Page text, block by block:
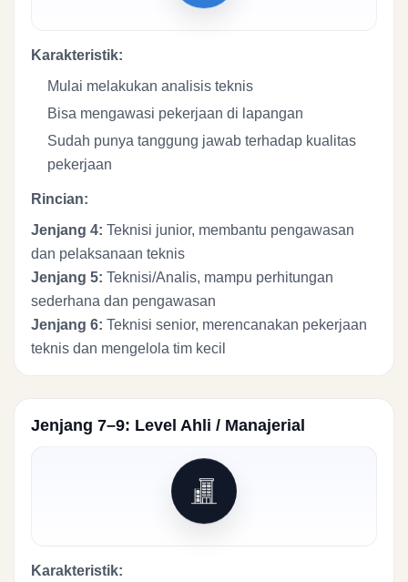
Karakteristik:
Mulai melakukan analisis teknis
Bisa mengawasi pekerjaan di lapangan
Sudah punya tanggung jawab terhadap kualitas
pekerjaan
Rincian:
Jenjang 4: Teknisi junior, membantu pengawasan
dan pelaksanaan teknis
Jenjang 5: Teknisi/Analis, mampu perhitungan
sederhana dan pengawasan
Jenjang 6: Teknisi senior, merencanakan pekerjaan
teknis dan mengelola tim kecil
Jenjang 7–9: Level Ahli / Manajerial
Karakteristik: